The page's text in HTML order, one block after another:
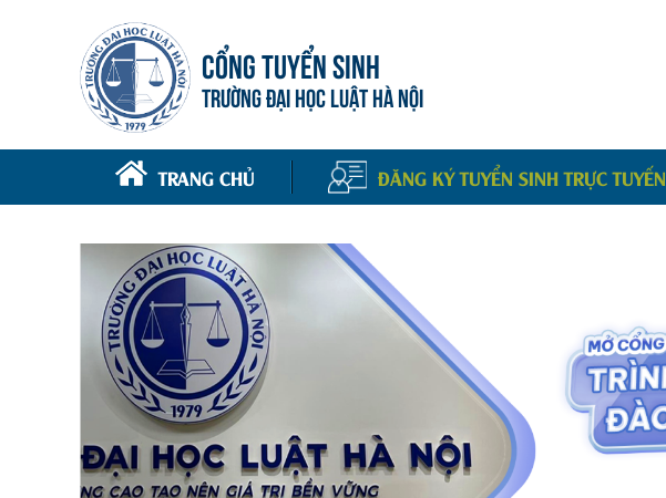
CỔNG TUYỂN SINH
TRƯỜNG ĐẠI HỌC LUẬT HÀ NỘI
TRANG CHỦ ĐĂNG KÝ TUYỂN SINH TRỰC TUYẾN